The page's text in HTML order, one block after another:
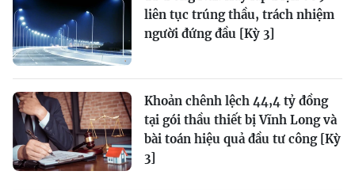
liên tục trúng thầu, trách nhiệm
người đứng đầu [Kỳ 3]
Khoản chênh lệch 44,4 tỷ đồng
tại gói thầu thiết bị Vĩnh Long và
bài toán hiệu quả đầu tư công [Kỳ
3]